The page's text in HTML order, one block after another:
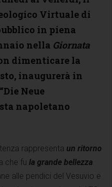
Virtuale di
in piena
nella Giornata
dimenticare la
inaugurerà in
Neue
napoletano
rappresenta un ritorno
che fu la grande bellezza
alle pendici del Vesuvio e